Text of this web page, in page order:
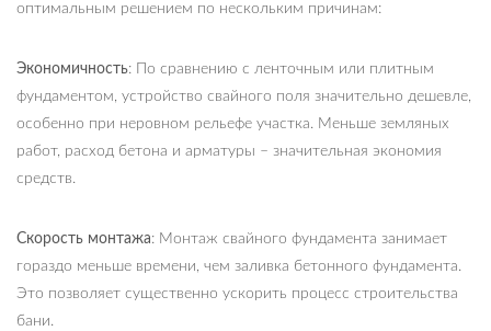
оптимальным решением по нескольким причинам:
Экономичность: По сравнению с ленточным или плитным
фундаментом, устройство свайного поля значительно дешевле,
особенно при неровном рельефе участка. Меньше земляных
работ, расход бетона и арматуры – значительная экономия
средств.
Скорость монтажа: Монтаж свайного фундамента занимает
гораздо меньше времени, чем заливка бетонного фундамента.
Это позволяет существенно ускорить процесс строительства
бани.